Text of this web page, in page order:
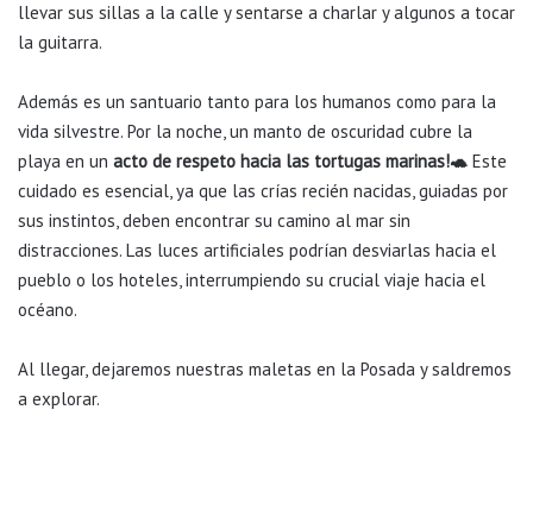
llevar sus sillas a la calle y sentarse a charlar y algunos a tocar
la guitarra.
Además es un santuario tanto para los humanos como para la
vida silvestre. Por la noche, un manto de oscuridad cubre la
playa en un acto de respeto hacia las tortugas marinas!🐢 Este
cuidado es esencial, ya que las crías recién nacidas, guiadas por
sus instintos, deben encontrar su camino al mar sin
distracciones. Las luces artificiales podrían desviarlas hacia el
pueblo o los hoteles, interrumpiendo su crucial viaje hacia el
océano.
Al llegar, dejaremos nuestras maletas en la Posada y saldremos
a explorar.